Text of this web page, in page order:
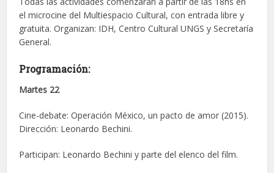
el microcine del Multiespacio Cultural, con entrada libre y
gratuita. Organizan: IDH, Centro Cultural UNGS y Secretaría
General.
Programación:
Martes 22
Cine-debate: Operación México, un pacto de amor (2015).
Dirección: Leonardo Bechini.
Participan: Leonardo Bechini y parte del elenco del film.